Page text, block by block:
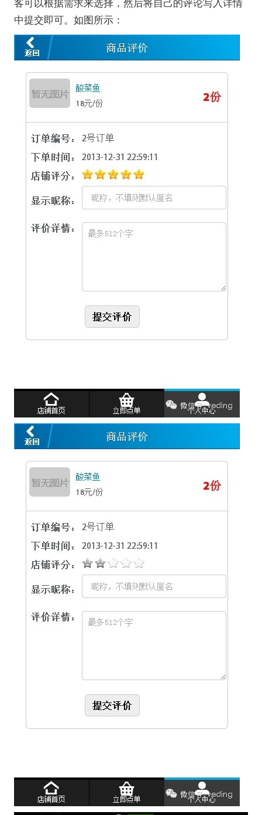
客可以根据需求来选择，然后将自己的评论写入详情
中提交即可。如图所示：